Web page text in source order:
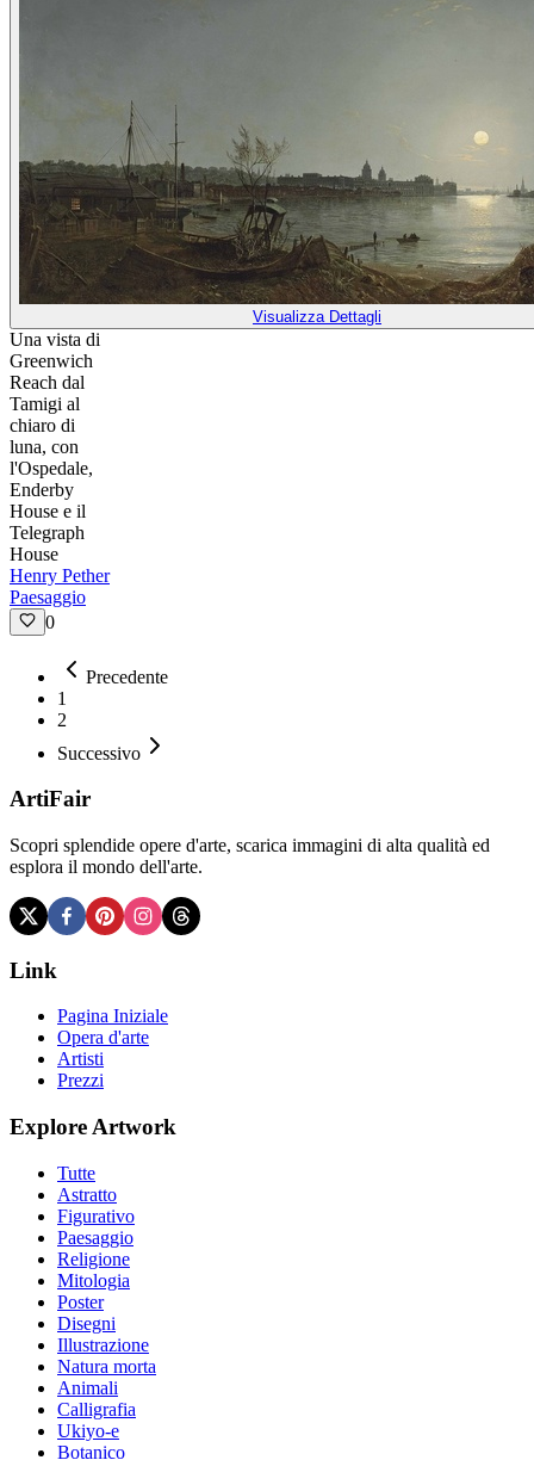
Visualizza Dettagli
Una vista di
Greenwich
Reach dal
Tamigi al
chiaro di
luna, con
l'Ospedale,
Enderby
House e il
Telegraph
House
Henry Pether
Paesaggio
0
Precedente
1
2
Successivo
ArtiFair
Scopri splendide opere d'arte, scarica immagini di alta qualità ed
esplora il mondo dell'arte.
Link
Pagina Iniziale
Opera d'arte
Artisti
Prezzi
Explore Artwork
Tutte
Astratto
Figurativo
Paesaggio
Religione
Mitologia
Poster
Disegni
Illustrazione
Natura morta
Animali
Calligrafia
Ukiyo-e
Botanico